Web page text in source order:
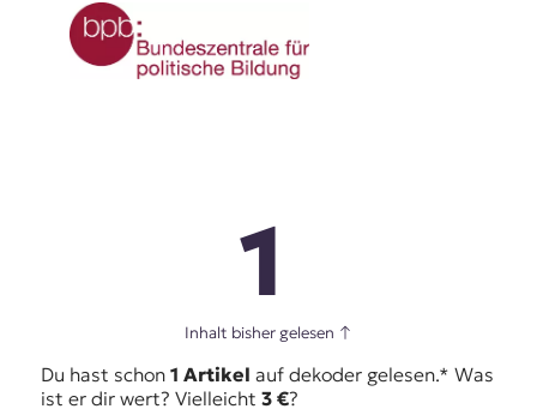
1
Inhalt bisher gelesen ↑
Du hast schon 1 Artikel auf dekoder gelesen.* Was
ist er dir wert? Vielleicht 3 €?